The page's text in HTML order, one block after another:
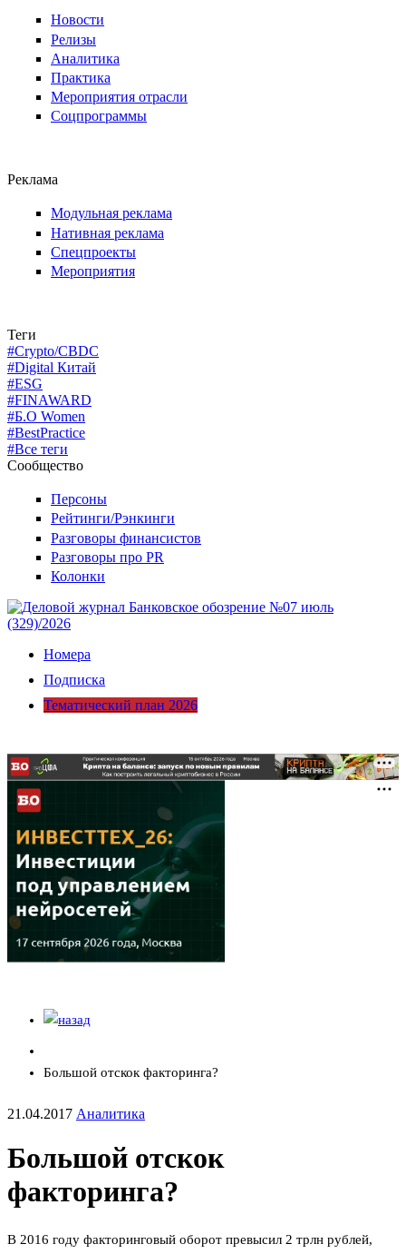
Новости
Релизы
Аналитика
Практика
Мероприятия отрасли
Соцпрограммы
Реклама
Модульная реклама
Нативная реклама
Спецпроекты
Мероприятия
Теги
#Crypto/CBDC
#Digital Китай
#ESG
#FINAWARD
#Б.О Women
#BestPractice
#Все теги
Сообщество
Персоны
Рейтинги/Рэнкинги
Разговоры финансистов
Разговоры про PR
Колонки
Номера
Подписка
Тематический план 2026
Большой отскок факторинга?
21.04.2017 Аналитика
Большой отскок
факторинга?
В 2016 году факторинговый оборот превысил 2 трлн рублей,